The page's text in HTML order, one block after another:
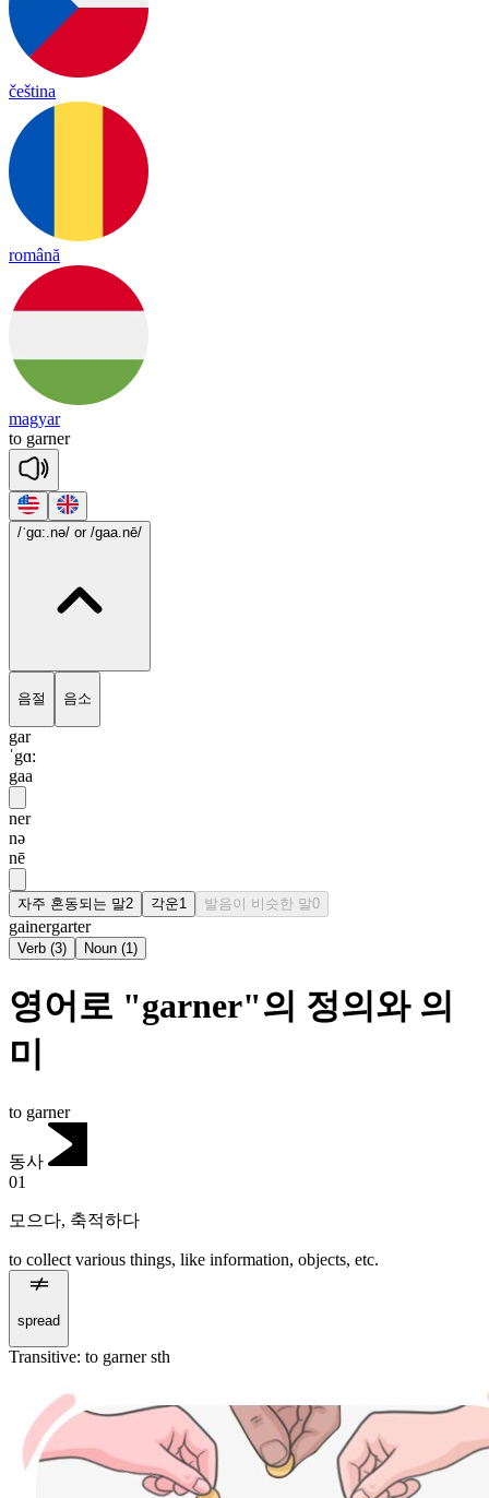
čeština
română
magyar
to garner
/ˈgɑ:.nə/ or /gaa.nē/
음절 음소
gar
ˈgɑ:
gaa
ner
nə
nē
자주 혼동되는 말2 각운1 발음이 비슷한 말0
gainergarter
Verb (3) Noun (1)
영어로 "garner"의 정의와 의
미
to garner
동사
01
모으다, 축적하다
to collect various things, like information, objects, etc.
spread
Transitive: to garnersth